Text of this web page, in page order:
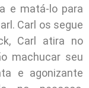
e matá-lo para
Carl os segue
Carl atira no
machucar seu
e agonizante